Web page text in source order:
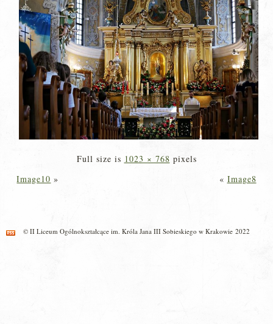
Full size is 1023 × 768 pixels
Image10 » « Image8
© II Liceum Ogólnokształcące im. Króla Jana III Sobieskiego w Krakowie 2022